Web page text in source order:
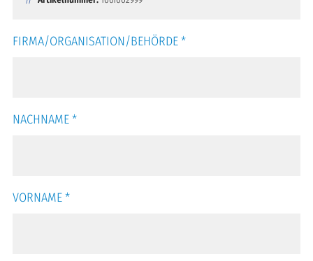
FIRMA/ORGANISATION/BEHÖRDE*
NACHNAME*
VORNAME*